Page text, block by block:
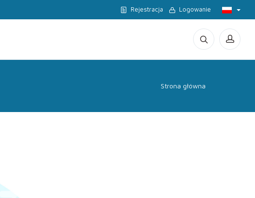
Rejestracja Logowanie
Strona główna